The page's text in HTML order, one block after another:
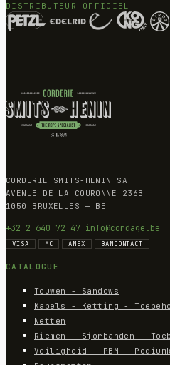
DISTRIBUTEUR OFFICIEL —
CORDERIE SMITS-HENIN SA
AVENUE DE LA COURONNE 236B
1050 BRUXELLES — BE
+32 2 640 72 47 info@cordage.be
VISA MC AMEX BANCONTACT
CATALOGUE
Touwen - Sandows
Kabels - Ketting -
Netten
Riemen - Sjorbanden -
Veiligheid – PBM –